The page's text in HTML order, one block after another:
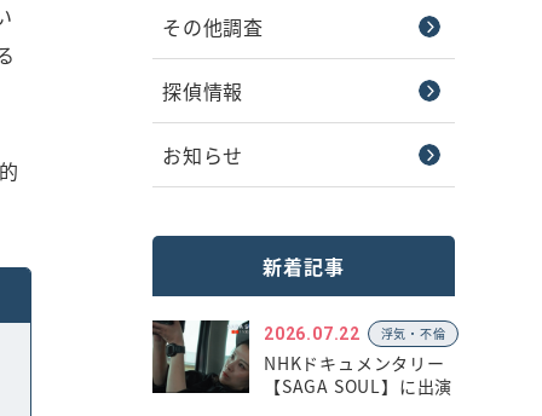
その他調査
探偵情報
お知らせ
新着記事
2026.07.22 浮気・不倫
NHKドキュメンタリー
【SAGA SOUL】に出演